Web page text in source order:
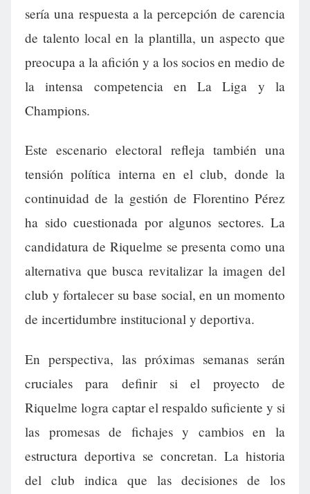
sería una respuesta a la percepción de carencia
de talento local en la plantilla, un aspecto que
preocupa a la afición y a los socios en medio de
la intensa competencia en La Liga y la
Champions.
Este escenario electoral refleja también una
tensión política interna en el club, donde la
continuidad de la gestión de Florentino Pérez
ha sido cuestionada por algunos sectores. La
candidatura de Riquelme se presenta como una
alternativa que busca revitalizar la imagen del
club y fortalecer su base social, en un momento
de incertidumbre institucional y deportiva.
En perspectiva, las próximas semanas serán
cruciales para definir si el proyecto de
Riquelme logra captar el respaldo suficiente y si
las promesas de fichajes y cambios en la
estructura deportiva se concretan. La historia
del club indica que las decisiones de los